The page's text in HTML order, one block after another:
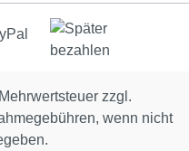
zzgl.
wenn nicht